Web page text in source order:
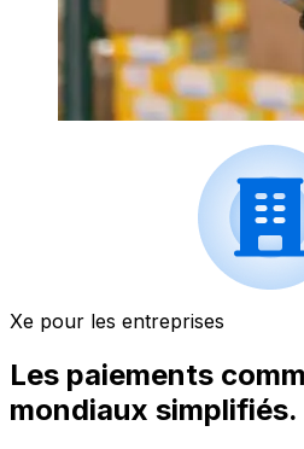
Xe pour les entreprises
Les paiements
mondiaux simplifiés.